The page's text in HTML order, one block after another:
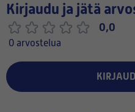
Kirjaudu ja jätä
0,0
0 arvostelua